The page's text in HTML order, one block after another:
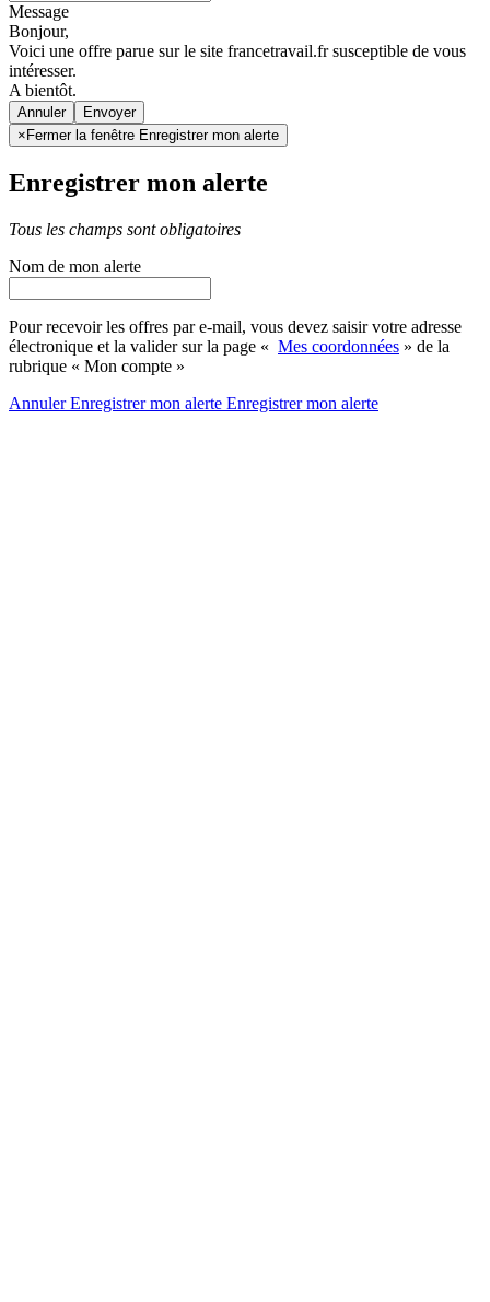
Message
Bonjour,
Voici une offre parue sur le site francetravail.fr susceptible de vous
intéresser.
A bientôt.
Annuler
× Fermer la fenêtre Enregistrer mon alerte
Enregistrer mon alerte
Tous les champs sont obligatoires
Nom de mon alerte
Pour recevoir les offres par e-mail, vous devez saisir votre adresse
électronique et la valider sur la page « Mes coordonnées » de la
rubrique « Mon compte »
AnnulerEnregistrer mon alerte Enregistrermon alerte